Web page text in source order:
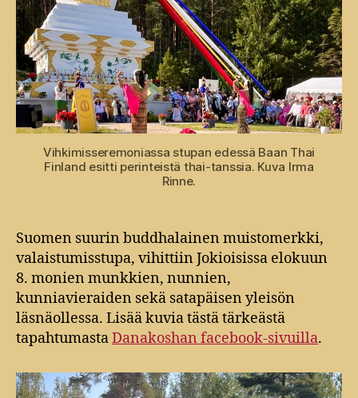
Vihkimisseremoniassa stupan edessä Baan Thai
Finland esitti perinteistä thai-tanssia. Kuva Irma
Rinne.
Suomen suurin buddhalainen muistomerkki,
valaistumisstupa, vihittiin Jokioisissa elokuun
8. monien munkkien, nunnien,
kunniavieraiden sekä satapäisen yleisön
läsnäollessa. Lisää kuvia tästä tärkeästä
tapahtumastaDanakoshan facebook-sivuilla.